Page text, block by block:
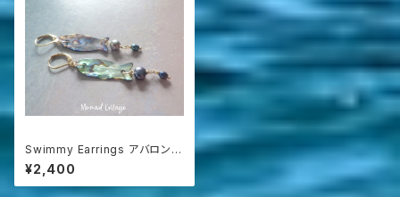
Swimmy Earrings アバロンの
お魚ちゃんと淡水パールのピア
ス
¥2,400